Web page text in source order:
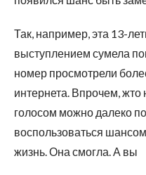
Так, например, эта 13-
выступлением сумела
номер просмотрели
интернета. Впрочем, жто
голосом можно далеко
воспользоваться
жизнь. Она смогла. А вы